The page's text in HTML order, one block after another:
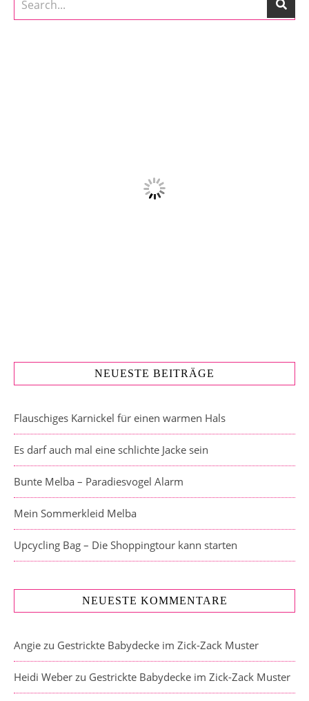
NEUESTE BEITRÄGE
Flauschiges Karnickel für einen warmen Hals
Es darf auch mal eine schlichte Jacke sein
Bunte Melba – Paradiesvogel Alarm
Mein Sommerkleid Melba
Upcycling Bag – Die Shoppingtour kann starten
NEUESTE KOMMENTARE
Angie zu Gestrickte Babydecke im Zick-Zack Muster
Heidi Weber zu Gestrickte Babydecke im Zick-Zack Muster